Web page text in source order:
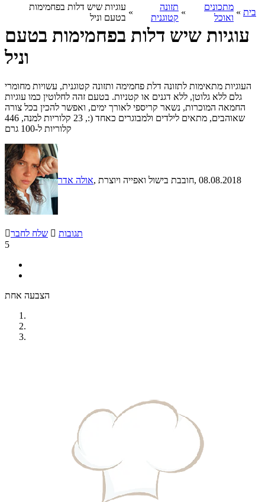
בית »
מתכונים
ואוכל
»
תזונה
קטוגנית
»
עוגיות שיש דלות בפחמימות
בטעם וניל
עוגיות שיש דלות בפחמימות בטעם
וניל
העוגיות מתאימות לתזונה דלת פחמימה ותזונה קטוגנית, עשויות מחומרי
גלם ללא גלוטן, ללא דגנים או קטניות. בטעם זהה לחלוטין כמו עוגיות
החמאה המוכרות, נשאר קריספי לאורך ימים, ואפשר להכין בכל צורה
שאוהבים, מתאים לילדים ולמבוגרים כאחד (:, 23 קלוריות למנה, 446
קלוריות ל-100 גרם
אולה אדר , חובבת בישול ואפייה ויוצרת, 08.08.2018
שלח לחבר  תגובות
5
הצבעה אחת